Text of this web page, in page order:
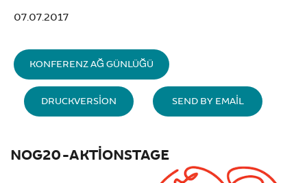
07.07.2017
KONFERENZ AĞ GÜNLÜĞÜ
DRUCKVERSION SEND BY EMAIL
NOG20-AKTIONSTAGE